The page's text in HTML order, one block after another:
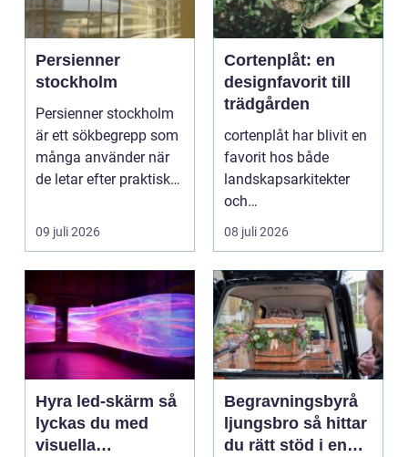
Persienner
stockholm
Persienner stockholm
är ett sökbegrepp som
många använder när
de letar efter praktiska
09 juli 2026
Cortenplåt: en
designfavorit till
trädgården
cortenplåt har blivit en
favorit hos både
landskapsarkitekter
och
trädgårdsentusiaster.
Det är ett m...
08 juli 2026
Hyra led-skärm så
lyckas du med
visuella
Begravningsbyrå
ljungsbro så hittar
du rätt stöd i en